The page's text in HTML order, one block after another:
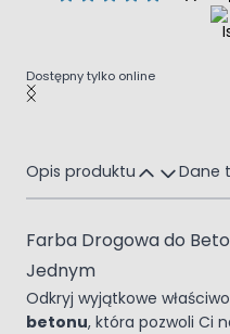
Dostępny tylko online
Main image
Click to view image in
Opis produktu Dane
Farba Drogowa do
Jednym
Odkryj wyjątkowe
betonu, która pozwoli Ci